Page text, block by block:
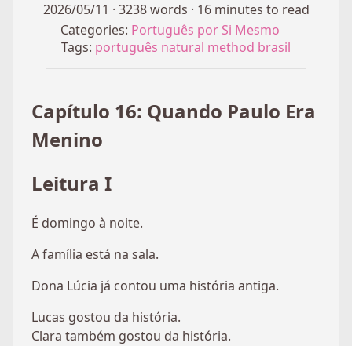
2026/05/11 · 3238 words · 16 minutes to read
Categories: Português por Si Mesmo
Tags: português natural method brasil
Capítulo 16: Quando Paulo Era
Menino
Leitura I
É domingo à noite.
A família está na sala.
Dona Lúcia já contou uma história antiga.
Lucas gostou da história.
Clara também gostou da história.